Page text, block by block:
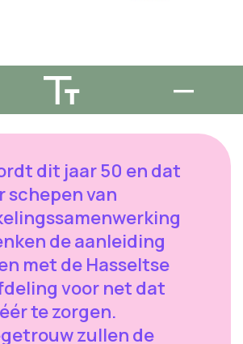
dit jaar 50 en dat
schepen van
de aanleiding
met de Hasseltse
afdeling voor net dat
te zorgen.
zullen de